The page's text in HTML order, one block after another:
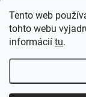
Tento web
tohto webu
informácií tu.
Copyright 2026